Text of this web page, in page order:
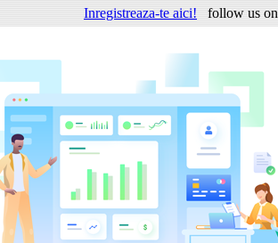
Inregistreaza-te aici! follow us on